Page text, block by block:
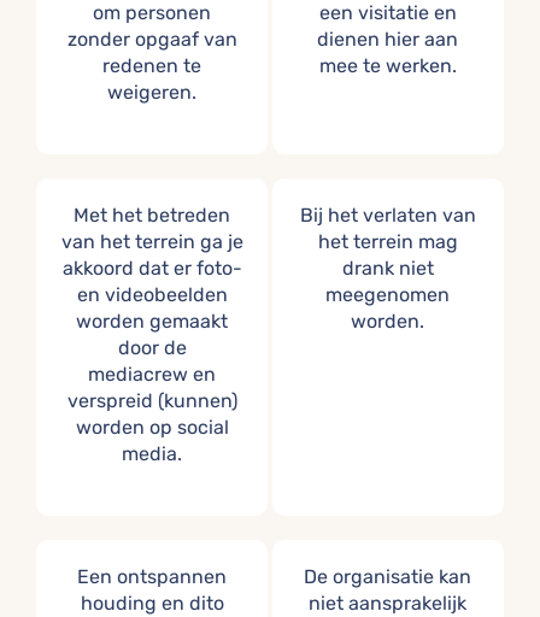
om personen
zonder opgaaf van
redenen te
weigeren.
een visitatie en
dienen hier aan
mee te werken.
Met het betreden
van het terrein ga je
akkoord dat er foto-
en videobeelden
worden gemaakt
door de
mediacrew en
verspreid (kunnen)
worden op social
media.
Bij het verlaten van
het terrein mag
drank niet
meegenomen
worden.
Een ontspannen
houding en dito
De organisatie kan
niet aansprakelijk